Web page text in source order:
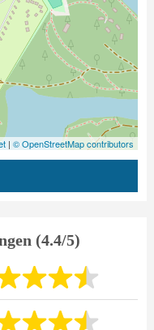
| © OpenStreetMap contributors
(4.4/5)